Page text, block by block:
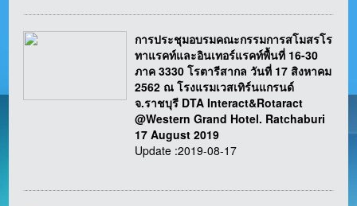
การประชุมอบรมคณะกรรมการสโมสรโร
ทาแรคท์และอินเทอร์แรคท์พื้นที่ 16-30
ภาค 3330 โรตารีสากล วันที่ 17 สิงหาคม
2562 ณ โรงแรมเวสเทิร์นแกรนด์
จ.ราชบุรี DTA Interact&Rotaract
@Western Grand Hotel. Ratchaburi
17 August 2019
Update :2019-08-17